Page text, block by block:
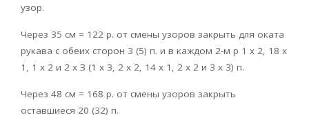
узор.
Через 35 см = 122 р. от смены узоров закрыть для оката
рукава с обеих сторон 3 (5) п. и в каждом 2-м р 1 х 2, 18 х
1, 1 х 2 и 2 х З (1 х 3, 2 х 2, 14 х 1, 2 х 2 и 3 х 3) п.
Через 48 см = 168 р. от смены узоров закрыть
оставшиеся 20 (32) п.